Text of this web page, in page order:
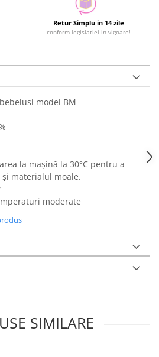
Retur Simplu in 14 zile
conform legislatiei in vigoare!
model BM
la mașină la 30°C pentru a
materialul moale.
moderate
SIMILARE